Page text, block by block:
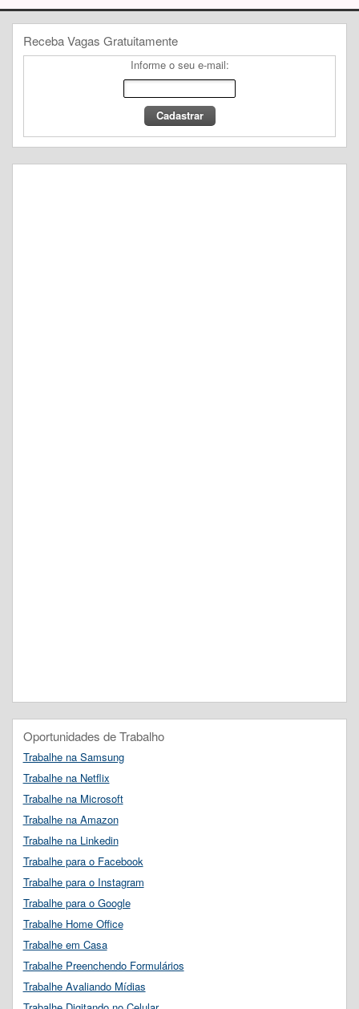
Receba Vagas Gratuitamente
Informe o seu e-mail:
Oportunidades de Trabalho
Trabalhe na Samsung
Trabalhe na Netflix
Trabalhe na Microsoft
Trabalhe na Amazon
Trabalhe na Linkedin
Trabalhe para o Facebook
Trabalhe para o Instagram
Trabalhe para o Google
Trabalhe Home Office
Trabalhe em Casa
Trabalhe Preenchendo Formulários
Trabalhe Avaliando Mídias